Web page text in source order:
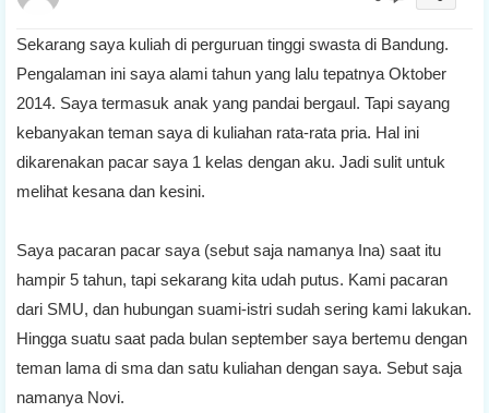
Sekarang saya kuliah di perguruan tinggi swasta di Bandung.
Pengalaman ini saya alami tahun yang lalu tepatnya Oktober
2014. Saya termasuk anak yang pandai bergaul. Tapi sayang
kebanyakan teman saya di kuliahan rata-rata pria. Hal ini
dikarenakan pacar saya 1 kelas dengan aku. Jadi sulit untuk
melihat kesana dan kesini.
Saya pacaran pacar saya (sebut saja namanya Ina) saat itu
hampir 5 tahun, tapi sekarang kita udah putus. Kami pacaran
dari SMU, dan hubungan suami-istri sudah sering kami lakukan.
Hingga suatu saat pada bulan september saya bertemu dengan
teman lama di sma dan satu kuliahan dengan saya. Sebut saja
namanya Novi.